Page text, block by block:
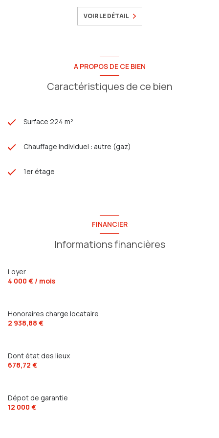
Contactez-nous dès maintenant pour organiser une visite !
VOIR LE DÉTAIL
A PROPOS DE CE BIEN
Caractéristiques de ce bien
Surface 224 m²
Chauffage individuel : autre (gaz)
1er étage
FINANCIER
Informations financières
Loyer
4 000 € / mois
Honoraires charge locataire
2 938,88 €
Dont état des lieux
678,72 €
Dépot de garantie
12 000 €